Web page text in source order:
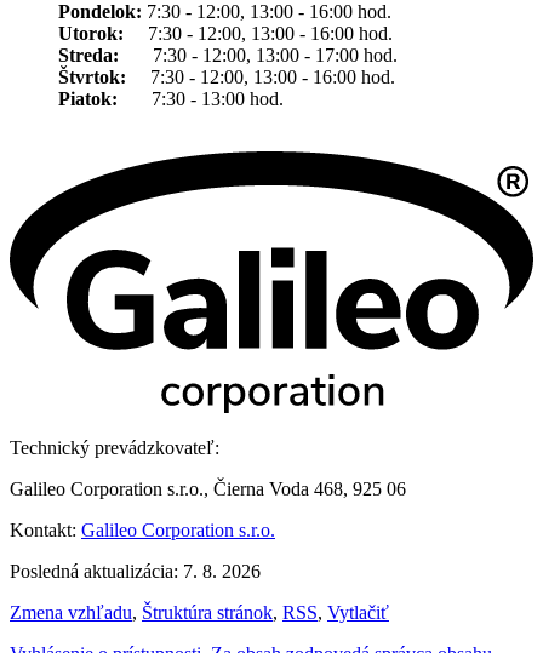
Pondelok: 7:30 - 12:00, 13:00 - 16:00 hod.
Utorok: 7:30 - 12:00, 13:00 - 16:00 hod.
Streda: 7:30 - 12:00, 13:00 - 17:00 hod.
Štvrtok: 7:30 - 12:00, 13:00 - 16:00 hod.
Piatok: 7:30 - 13:00 hod.
Technický prevádzkovateľ:
Galileo Corporation s.r.o., Čierna Voda 468, 925 06
Kontakt: Galileo Corporation s.r.o.
Posledná aktualizácia: 7. 8. 2026
Zmena vzhľadu, Štruktúra stránok, RSS, Vytlačiť